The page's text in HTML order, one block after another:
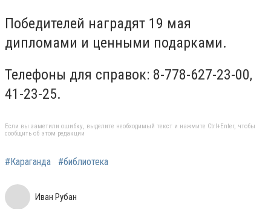
Победителей наградят 19 мая
дипломами и ценными подарками.
Телефоны для справок: 8-778-627-23-00,
41-23-25.
Если вы заметили ошибку, выделите необходимый текст и нажмите Ctrl+Enter, чтобы
сообщить об этом редакции
#Караганда #библиотека
Иван Рубан